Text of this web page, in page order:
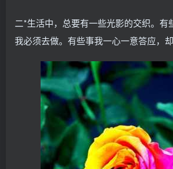
二*生活中，总要有一些光影的交织。有
我必须去做。有些事我一心一意答应，却